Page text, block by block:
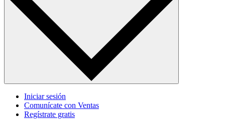
Iniciar sesión
Comunícate con Ventas
Regístrate gratis